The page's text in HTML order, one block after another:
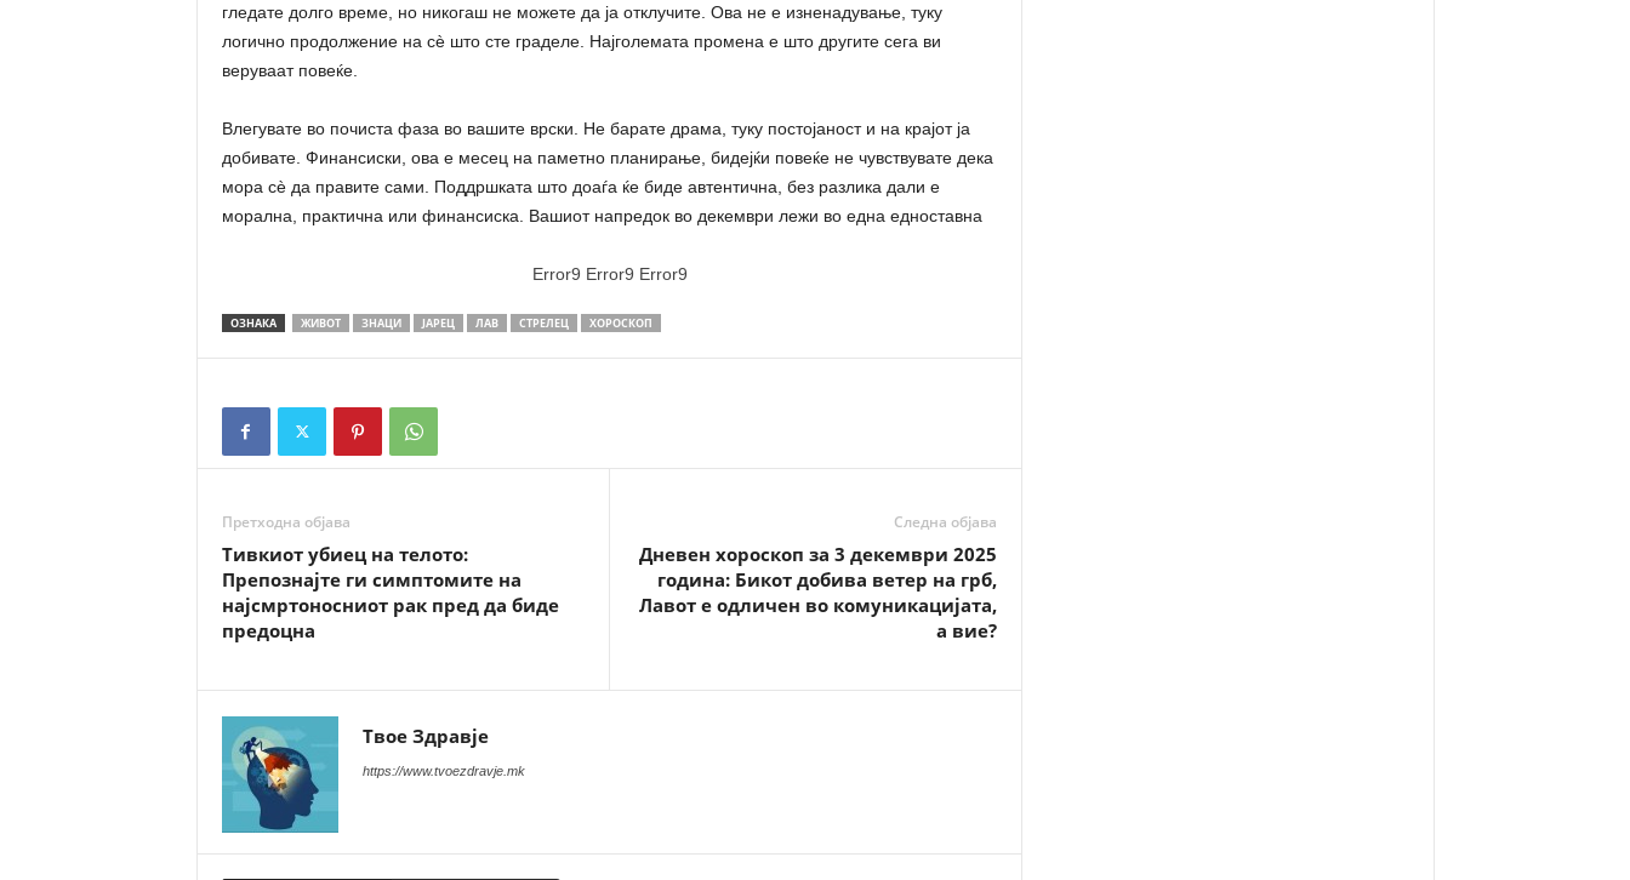
гледате долго време, но никогаш не можете да ја отклучите. Ова не е изненадување, туку
логично продолжение на сè што сте граделе. Најголемата промена е што другите сега ви
веруваат повеќе.
Влегувате во почиста фаза во вашите врски. Не барате драма, туку постојаност и на крајот ја
добивате. Финансиски, ова е месец на паметно планирање, бидејќи повеќе не чувствувате дека
мора сè да правите сами. Поддршката што доаѓа ќе биде автентична, без разлика дали е
морална, практична или финансиска. Вашиот напредок во декември лежи во една едноставна
Error9 Error9 Error9
ОЗНАКА ЖИВОТ ЗНАЦИ ЈАРЕЦ ЛАВ СТРЕЛЕЦ ХОРОСКОП
Претходна објава
Тивкиот убиец на телото:
Препознајте ги симптомите на
најсмртоносниот рак пред да биде
предоцна
Следна објава
Дневен хороскоп за 3 декември 2025
година: Бикот добива ветер на грб,
Лавот е одличен во комуникацијата,
а вие?
Твое Здравје
https://www.tvoezdravje.mk